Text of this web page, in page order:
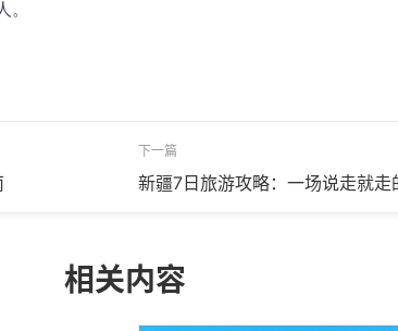
。
下一篇
新疆7日旅游攻略：一场说走就走
相关内容